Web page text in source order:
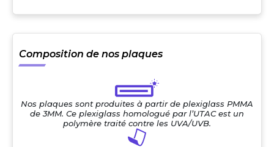
Composition de nos plaques
Nos plaques sont produites à partir de plexiglass PMMA
de 3MM. Ce plexiglass homologué par l’UTAC est un
polymère traité contre les UVA/UVB.